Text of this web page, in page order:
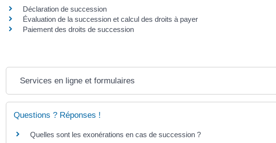
Déclaration de succession
Évaluation de la succession et calcul des droits à payer
Paiement des droits de succession
Services en ligne et formulaires
Questions ? Réponses !
Quelles sont les exonérations en cas de succession ?